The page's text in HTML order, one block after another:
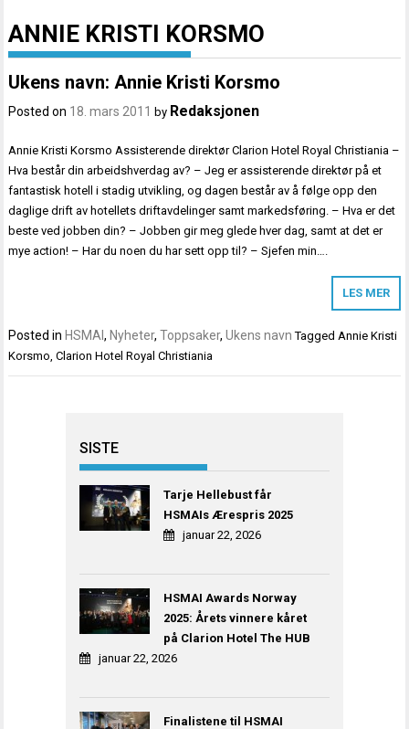
ANNIE KRISTI KORSMO
Ukens navn: Annie Kristi Korsmo
Posted on 18. mars 2011 by Redaksjonen
Annie Kristi Korsmo Assisterende direktør Clarion Hotel Royal Christiania –
Hva består din arbeidshverdag av? – Jeg er assisterende direktør på et
fantastisk hotell i stadig utvikling, og dagen består av å følge opp den
daglige drift av hotellets driftavdelinger samt markedsføring. – Hva er det
beste ved jobben din? – Jobben gir meg glede hver dag, samt at det er
mye action! – Har du noen du har sett opp til? – Sjefen min….
LES MER
Posted in HSMAI, Nyheter,Toppsaker,Ukens navn TaggedAnnie Kristi
Korsmo,Clarion Hotel Royal Christiania
SISTE
Tarje Hellebust får
HSMAIs Ærespris 2025
januar 22, 2026
HSMAI Awards Norway
2025: Årets vinnere kåret
på Clarion Hotel The HUB
januar 22, 2026
Finalistene til HSMAI